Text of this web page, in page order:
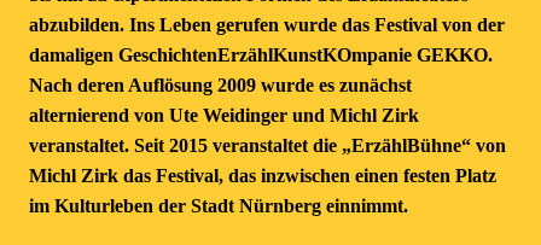
abzubilden. Ins Leben gerufen wurde das Festival von der
damaligen GeschichtenErzählKunstKOmpanie GEKKO.
Nach deren Auflösung 2009 wurde es zunächst
alternierend von Ute Weidinger und Michl Zirk
veranstaltet. Seit 2015 veranstaltet die „ErzählBühne“ von
Michl Zirk das Festival, das inzwischen einen festen Platz
im Kulturleben der Stadt Nürnberg einnimmt.